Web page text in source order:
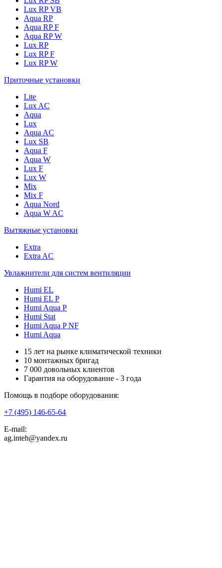
Lux RP VB
Aqua RP
Aqua RP F
Aqua RP W
Lux RP
Lux RP F
Lux RP W
Приточные установки
Lite
Lux AC
Aqua
Lux
Aqua AC
Lux SB
Aqua F
Aqua W
Lux F
Lux W
Mix
Mix F
Aqua Nord
Aqua W AC
Вытяжные установки
Extra
Extra AC
Увлажнители для систем вентиляции
Humi EL
Humi EL P
Humi Aqua P
Humi Stat
Humi Aqua P NF
Humi Aqua
15 лет на рынке климатической техники
10 монтажных бригад
7 000 довольных клиентов
Гарантия на оборудование - 3 года
Помощь в подборе оборудования:
+7 (495) 146-65-64
E-mail:
ag.inteh@yandex.ru